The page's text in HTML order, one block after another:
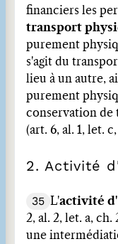
financiers les
transport
purement
s'agit du
lieu à un autre,
purement
conservation de
(art. 6, al. 1, let.
2. Activité
35 L'activité
2, al. 2, let. a,
une